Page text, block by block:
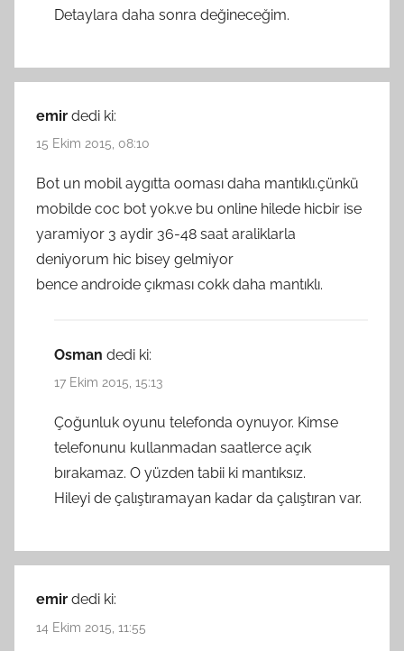
Detaylara daha sonra değineceğim.
emir dedi ki:
15 Ekim 2015, 08:10
Bot un mobil aygıtta ooması daha mantıklı.çünkü
mobilde coc bot yok.ve bu online hilede hicbir ise
yaramiyor 3 aydir 36-48 saat araliklarla
deniyorum hic bisey gelmiyor
bence androide çıkması cokk daha mantıklı.
Osman dedi ki:
17 Ekim 2015, 15:13
Çoğunluk oyunu telefonda oynuyor. Kimse
telefonunu kullanmadan saatlerce açık
bırakamaz. O yüzden tabii ki mantıksız.
Hileyi de çalıştıramayan kadar da çalıştıran var.
emir dedi ki:
14 Ekim 2015, 11:55